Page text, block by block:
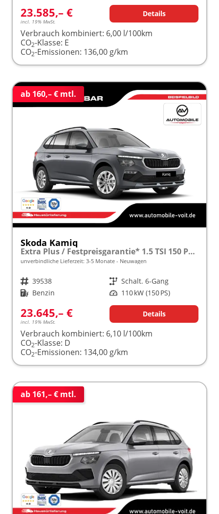
23.585,– €
incl. 19% MwSt.
Details
Verbrauch kombiniert: 6,00 l/100km
CO2-Klasse: E
CO2-Emissionen: 136,00 g/km
ab 160,– € mtl.
Skoda Kamiq
Extra Plus / Festpreisgarantie* 1.5 TSI 150 PS frei konfigurierbar!
unverbindliche Lieferzeit: 3-5 Monate Neuwagen
Fahrzeugnr. 39538 Getriebe Schalt. 6-Gang
Kraftstoff Benzin Leistung 110 kW (150 PS)
23.645,– €
incl. 19% MwSt.
Details
Verbrauch kombiniert: 6,10 l/100km
CO2-Klasse: D
CO2-Emissionen: 134,00 g/km
ab 161,– € mtl.